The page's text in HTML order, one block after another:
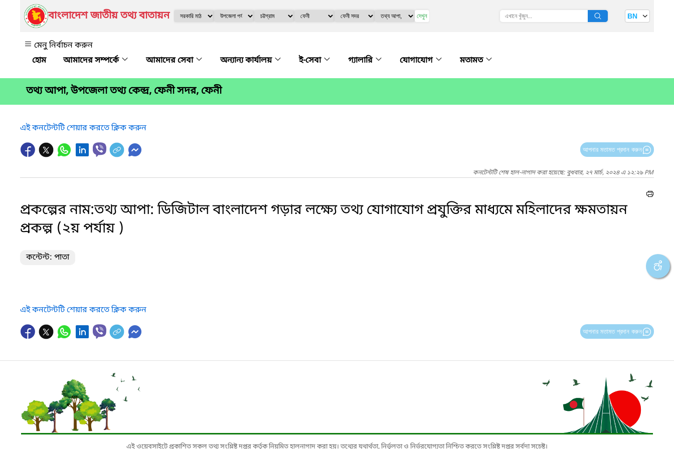
বাংলাদেশ জাতীয় তথ্য বাতায়ন দেখুন BN
মেনু নির্বাচন করুন
আমাদের সম্পর্কে
আমাদের সেবা অন্যান্য কার্যালয় ই-সেবা গ্যালারি যোগাযোগ মতামত
তথ্য আপা, উপজেলা তথ্য কেন্দ্র, ফেনী সদর, ফেনী
এই কনটেন্টটি শেয়ার করতে ক্লিক করুন
আপনার মতামত প্রদান করুন
কনটেন্টটি শেষ হাল-নাগাদ করা হয়েছে: বুধবার, ২৭ মার্চ, ২০২৪ এ ১২:২৯ PM
প্রকল্পের নাম:তথ্য আপা: ডিজিটাল বাংলাদেশ গড়ার লক্ষ্যে তথ্য যোগাযোগ প্রযুক্তির মাধ্যমে মহিলাদের ক্ষমতায়ন
প্রকল্প (২য় পর্যায় )
কন্টেন্ট: পাতা
এই কনটেন্টটি শেয়ার করতে ক্লিক করুন
আপনার মতামত প্রদান করুন
এই ওয়েবসাইটে প্রকাশিত সকল তথ্য সংশ্লিষ্ট দপ্তর কর্তৃক নিয়মিত হালনাগাদ করা হয়। তথ্যের যথার্থতা, নির্ভুলতা ও নির্ভরযোগ্যতা নিশ্চিত করতে সংশ্লিষ্ট দপ্তর সর্বদা সচেষ্ট।